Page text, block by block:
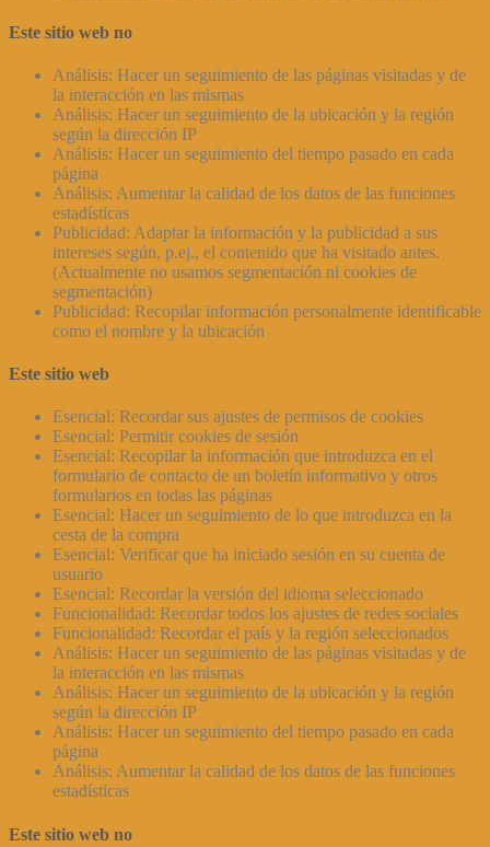
Este sitio web no
Análisis: Hacer un seguimiento de las páginas visitadas y de
la interacción en las mismas
Análisis: Hacer un seguimiento de la ubicación y la región
según la dirección IP
Análisis: Hacer un seguimiento del tiempo pasado en cada
página
Análisis: Aumentar la calidad de los datos de las funciones
estadísticas
Publicidad: Adaptar la información y la publicidad a sus
intereses según, p.ej., el contenido que ha visitado antes.
(Actualmente no usamos segmentación ni cookies de
segmentación)
Publicidad: Recopilar información personalmente identificable
como el nombre y la ubicación
Este sitio web
Esencial: Recordar sus ajustes de permisos de cookies
Esencial: Permitir cookies de sesión
Esencial: Recopilar la información que introduzca en el
formulario de contacto de un boletín informativo y otros
formularios en todas las páginas
Esencial: Hacer un seguimiento de lo que introduzca en la
cesta de la compra
Esencial: Verificar que ha iniciado sesión en su cuenta de
usuario
Esencial: Recordar la versión del idioma seleccionado
Funcionalidad: Recordar todos los ajustes de redes sociales
Funcionalidad: Recordar el país y la región seleccionados
Análisis: Hacer un seguimiento de las páginas visitadas y de
la interacción en las mismas
Análisis: Hacer un seguimiento de la ubicación y la región
según la dirección IP
Análisis: Hacer un seguimiento del tiempo pasado en cada
página
Análisis: Aumentar la calidad de los datos de las funciones
estadísticas
Este sitio web no